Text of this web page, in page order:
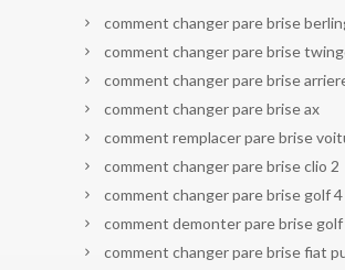
comment changer pare brise
comment changer pare brise
comment changer pare brise
comment changer pare brise ax
comment remplacer pare brise
comment changer pare brise clio 2
comment changer pare brise golf 4
comment demonter pare brise golf
comment changer pare brise fiat